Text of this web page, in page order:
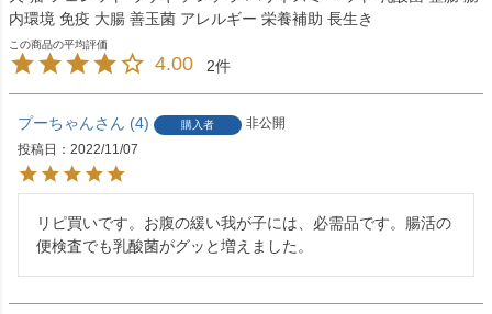
内環境 免疫 大腸 善玉菌 アレルギー 栄養補助 長生き
4.00 2
プーちゃん 4 購入者
非公開
投稿日
2022/11/07
リピ買いです。お腹の緩い我が子には、必需品です。腸活の
便検査でも乳酸菌がグッと増えました。